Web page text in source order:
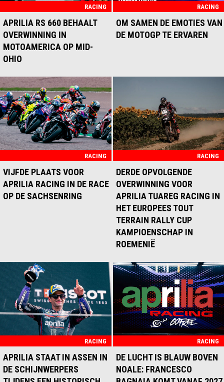
RACING
APRILIA RS 660 BEHAALT
OVERWINNING IN
MOTOAMERICA OP MID-
OHIO
RACING
OM SAMEN DE EMOTIES VAN
DE MOTOGP TE ERVAREN
RACING
VIJFDE PLAATS VOOR
APRILIA RACING IN DE RACE
OP DE SACHSENRING
RACING
DERDE OPVOLGENDE
OVERWINNING VOOR
APRILIA TUAREG RACING IN
HET EUROPEES TOUT
TERRAIN RALLY CUP
KAMPIOENSCHAP IN
ROEMENIË
RACING
APRILIA STAAT IN ASSEN IN
DE SCHIJNWERPERS
RACING
DE LUCHT IS BLAUW BOVEN
NOALE: FRANCESCO
ERVAAR DE
SR GT 400, DE CROSSOVER-
SCOOTER DIE OVERAL OP IS
VOORBEREID.
DE EWC
TOP ZES.